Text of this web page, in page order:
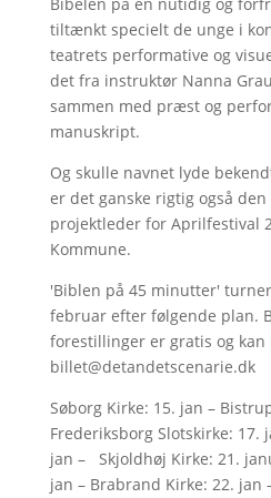
tiltænkt specielt de unge i
teatrets performative og
det fra instruktør Nanna
sammen med præst og
manuskript.
Og skulle navnet lyde
er det ganske rigtig også
projektleder for Aprilfestival
Kommune.
'Biblen på 45 minutter'
februar efter følgende plan.
forestillinger er gratis og kan
billet@detandetscenarie.dk
Søborg Kirke: 15. jan –
Frederiksborg Slotskirke: 17.
jan – Skjoldhøj Kirke: 21.
jan – Brabrand Kirke: 22. jan